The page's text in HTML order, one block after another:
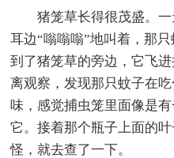
猪笼草长得很茂盛。
耳边“嗡嗡嗡”地叫着，那
到了猪笼草的旁边，它飞
离观察，发现那只蚊子在
味，感觉捕虫笼里面像是
它。接着那个瓶子上面的
怪，就去查了一下。